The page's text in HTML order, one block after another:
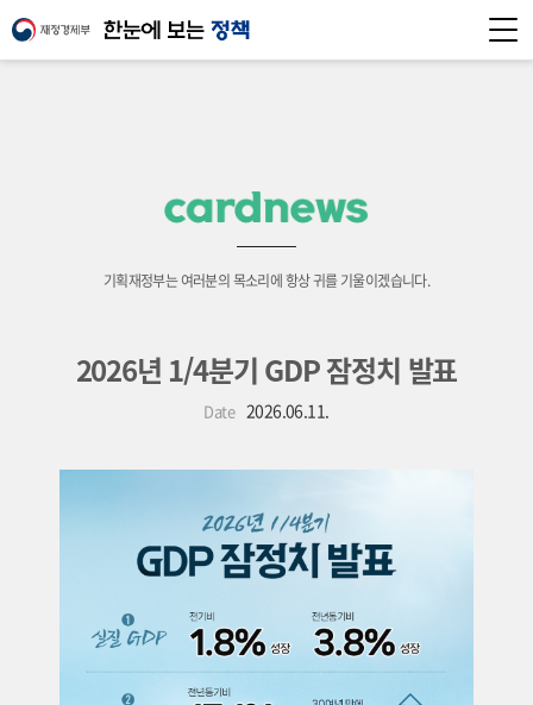
기획재정부는 여러분의 목소리에 항상 귀를 기울이겠습니다.
2026년 1/4분기 GDP 잠정치 발표
Date 2026.06.11.